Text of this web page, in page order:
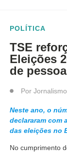
POLÍTICA
TSE
Eleições
de
Por
Neste ano, o
declararam com
das eleições no
No cumprimento